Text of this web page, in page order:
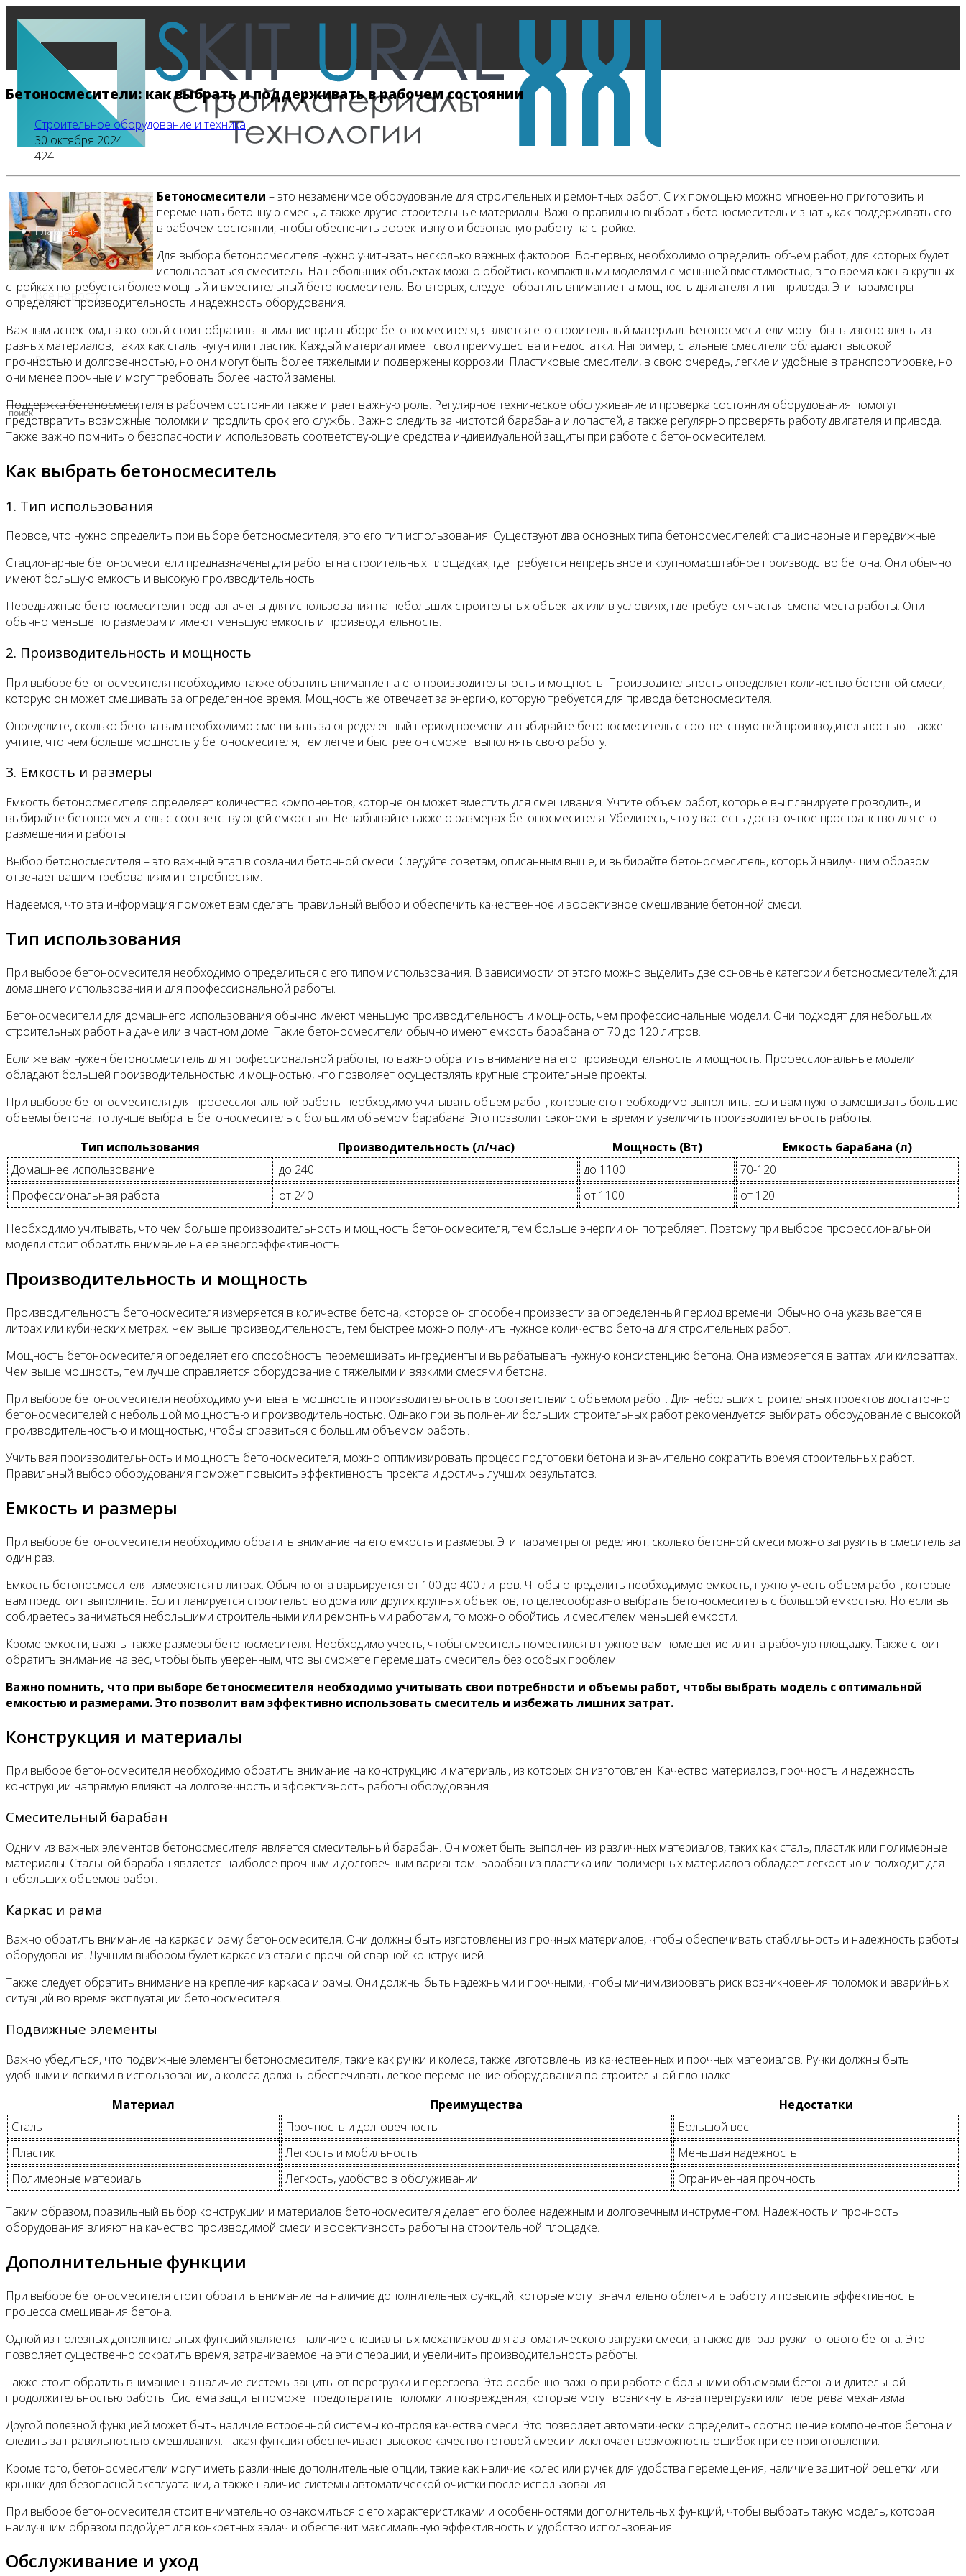
Главная
Все новости
Видео
Бетоносмесители: как выбрать и поддерживать в рабочем состоянии
Строительное оборудование и техника
30 октября 2024
424
Бетоносмесители – это незаменимое оборудование для строительных и ремонтных работ. С их помощью можно мгновенно приготовить и
перемешать бетонную смесь, а также другие строительные материалы. Важно правильно выбрать бетоносмеситель и знать, как поддерживать его
в рабочем состоянии, чтобы обеспечить эффективную и безопасную работу на стройке.
Для выбора бетоносмесителя нужно учитывать несколько важных факторов. Во-первых, необходимо определить объем работ, для которых будет
использоваться смеситель. На небольших объектах можно обойтись компактными моделями с меньшей вместимостью, в то время как на крупных
стройках потребуется более мощный и вместительный бетоносмеситель. Во-вторых, следует обратить внимание на мощность двигателя и тип привода. Эти параметры
определяют производительность и надежность оборудования.
Важным аспектом, на который стоит обратить внимание при выборе бетоносмесителя, является его строительный материал. Бетоносмесители могут быть изготовлены из
разных материалов, таких как сталь, чугун или пластик. Каждый материал имеет свои преимущества и недостатки. Например, стальные смесители обладают высокой
прочностью и долговечностью, но они могут быть более тяжелыми и подвержены коррозии. Пластиковые смесители, в свою очередь, легкие и удобные в транспортировке, но
они менее прочные и могут требовать более частой замены.
Поддержка бетоносмесителя в рабочем состоянии также играет важную роль. Регулярное техническое обслуживание и проверка состояния оборудования помогут
предотвратить возможные поломки и продлить срок его службы. Важно следить за чистотой барабана и лопастей, а также регулярно проверять работу двигателя и привода.
Также важно помнить о безопасности и использовать соответствующие средства индивидуальной защиты при работе с бетоносмесителем.
Как выбрать бетоносмеситель
1. Тип использования
Первое, что нужно определить при выборе бетоносмесителя, это его тип использования. Существуют два основных типа бетоносмесителей: стационарные и передвижные.
Стационарные бетоносмесители предназначены для работы на строительных площадках, где требуется непрерывное и крупномасштабное производство бетона. Они обычно
имеют большую емкость и высокую производительность.
Передвижные бетоносмесители предназначены для использования на небольших строительных объектах или в условиях, где требуется частая смена места работы. Они
обычно меньше по размерам и имеют меньшую емкость и производительность.
2. Производительность и мощность
При выборе бетоносмесителя необходимо также обратить внимание на его производительность и мощность. Производительность определяет количество бетонной смеси,
которую он может смешивать за определенное время. Мощность же отвечает за энергию, которую требуется для привода бетоносмесителя.
Определите, сколько бетона вам необходимо смешивать за определенный период времени и выбирайте бетоносмеситель с соответствующей производительностью. Также
учтите, что чем больше мощность у бетоносмесителя, тем легче и быстрее он сможет выполнять свою работу.
3. Емкость и размеры
Емкость бетоносмесителя определяет количество компонентов, которые он может вместить для смешивания. Учтите объем работ, которые вы планируете проводить, и
выбирайте бетоносмеситель с соответствующей емкостью. Не забывайте также о размерах бетоносмесителя. Убедитесь, что у вас есть достаточное пространство для его
размещения и работы.
Выбор бетоносмесителя – это важный этап в создании бетонной смеси. Следуйте советам, описанным выше, и выбирайте бетоносмеситель, который наилучшим образом
отвечает вашим требованиям и потребностям.
Надеемся, что эта информация поможет вам сделать правильный выбор и обеспечить качественное и эффективное смешивание бетонной смеси.
Тип использования
При выборе бетоносмесителя необходимо определиться с его типом использования. В зависимости от этого можно выделить две основные категории бетоносмесителей: для
домашнего использования и для профессиональной работы.
Бетоносмесители для домашнего использования обычно имеют меньшую производительность и мощность, чем профессиональные модели. Они подходят для небольших
строительных работ на даче или в частном доме. Такие бетоносмесители обычно имеют емкость барабана от 70 до 120 литров.
Если же вам нужен бетоносмеситель для профессиональной работы, то важно обратить внимание на его производительность и мощность. Профессиональные модели
обладают большей производительностью и мощностью, что позволяет осуществлять крупные строительные проекты.
При выборе бетоносмесителя для профессиональной работы необходимо учитывать объем работ, которые его необходимо выполнить. Если вам нужно замешивать большие
объемы бетона, то лучше выбрать бетоносмеситель с большим объемом барабана. Это позволит сэкономить время и увеличить производительность работы.
Тип использования
Производительность (л/час) Мощность (Вт)
Емкость барабана (л)
Домашнее использование
до 240 до 1100
70-120
Профессиональная работа
от 240 от 1100 от 120
Необходимо учитывать, что чем больше производительность и мощность бетоносмесителя, тем больше энергии он потребляет. Поэтому при выборе профессиональной
модели стоит обратить внимание на ее энергоэффективность.
Производительность и мощность
Производительность бетоносмесителя измеряется в количестве бетона, которое он способен произвести за определенный период времени. Обычно она указывается в
литрах или кубических метрах. Чем выше производительность, тем быстрее можно получить нужное количество бетона для строительных работ.
Мощность бетоносмесителя определяет его способность перемешивать ингредиенты и вырабатывать нужную консистенцию бетона. Она измеряется в ваттах или киловаттах.
Чем выше мощность, тем лучше справляется оборудование с тяжелыми и вязкими смесями бетона.
При выборе бетоносмесителя необходимо учитывать мощность и производительность в соответствии с объемом работ. Для небольших строительных проектов достаточно
бетоносмесителей с небольшой мощностью и производительностью. Однако при выполнении больших строительных работ рекомендуется выбирать оборудование с высокой
производительностью и мощностью, чтобы справиться с большим объемом работы.
Учитывая производительность и мощность бетоносмесителя, можно оптимизировать процесс подготовки бетона и значительно сократить время строительных работ.
Правильный выбор оборудования поможет повысить эффективность проекта и достичь лучших результатов.
Емкость и размеры
При выборе бетоносмесителя необходимо обратить внимание на его емкость и размеры. Эти параметры определяют, сколько бетонной смеси можно загрузить в смеситель за
один раз.
Емкость бетоносмесителя измеряется в литрах. Обычно она варьируется от 100 до 400 литров. Чтобы определить необходимую емкость, нужно учесть объем работ, которые
вам предстоит выполнить. Если планируется строительство дома или других крупных объектов, то целесообразно выбрать бетоносмеситель с большой емкостью. Но если вы
собираетесь заниматься небольшими строительными или ремонтными работами, то можно обойтись и смесителем меньшей емкости.
Кроме емкости, важны также размеры бетоносмесителя. Необходимо учесть, чтобы смеситель поместился в нужное вам помещение или на рабочую площадку. Также стоит
обратить внимание на вес, чтобы быть уверенным, что вы сможете перемещать смеситель без особых проблем.
Важно помнить, что при выборе бетоносмесителя необходимо учитывать свои потребности и объемы работ, чтобы выбрать модель с оптимальной
емкостью и размерами. Это позволит вам эффективно использовать смеситель и избежать лишних затрат.
Конструкция и материалы
При выборе бетоносмесителя необходимо обратить внимание на конструкцию и материалы, из которых он изготовлен. Качество материалов, прочность и надежность
конструкции напрямую влияют на долговечность и эффективность работы оборудования.
Смесительный барабан
Одним из важных элементов бетоносмесителя является смесительный барабан. Он может быть выполнен из различных материалов, таких как сталь, пластик или полимерные
материалы. Стальной барабан является наиболее прочным и долговечным вариантом. Барабан из пластика или полимерных материалов обладает легкостью и подходит для
небольших объемов работ.
Каркас и рама
Важно обратить внимание на каркас и раму бетоносмесителя. Они должны быть изготовлены из прочных материалов, чтобы обеспечивать стабильность и надежность работы
оборудования. Лучшим выбором будет каркас из стали с прочной сварной конструкцией.
Также следует обратить внимание на крепления каркаса и рамы. Они должны быть надежными и прочными, чтобы минимизировать риск возникновения поломок и аварийных
ситуаций во время эксплуатации бетоносмесителя.
Подвижные элементы
Важно убедиться, что подвижные элементы бетоносмесителя, такие как ручки и колеса, также изготовлены из качественных и прочных материалов. Ручки должны быть
удобными и легкими в использовании, а колеса должны обеспечивать легкое перемещение оборудования по строительной площадке.
Материал
Преимущества
Недостатки
Сталь
Прочность и долговечность
Большой вес
Пластик
Легкость и мобильность
Меньшая надежность
Полимерные материалы
Легкость, удобство в обслуживании Ограниченная прочность
Таким образом, правильный выбор конструкции и материалов бетоносмесителя делает его более надежным и долговечным инструментом. Надежность и прочность
оборудования влияют на качество производимой смеси и эффективность работы на строительной площадке.
Дополнительные функции
При выборе бетоносмесителя стоит обратить внимание на наличие дополнительных функций, которые могут значительно облегчить работу и повысить эффективность
процесса смешивания бетона.
Одной из полезных дополнительных функций является наличие специальных механизмов для автоматического загрузки смеси, а также для разгрузки готового бетона. Это
позволяет существенно сократить время, затрачиваемое на эти операции, и увеличить производительность работы.
Также стоит обратить внимание на наличие системы защиты от перегрузки и перегрева. Это особенно важно при работе с большими объемами бетона и длительной
продолжительностью работы. Система защиты поможет предотвратить поломки и повреждения, которые могут возникнуть из-за перегрузки или перегрева механизма.
Другой полезной функцией может быть наличие встроенной системы контроля качества смеси. Это позволяет автоматически определить соотношение компонентов бетона и
следить за правильностью смешивания. Такая функция обеспечивает высокое качество готовой смеси и исключает возможность ошибок при ее приготовлении.
Кроме того, бетоносмесители могут иметь различные дополнительные опции, такие как наличие колес или ручек для удобства перемещения, наличие защитной решетки или
крышки для безопасной эксплуатации, а также наличие системы автоматической очистки после использования.
При выборе бетоносмесителя стоит внимательно ознакомиться с его характеристиками и особенностями дополнительных функций, чтобы выбрать такую модель, которая
наилучшим образом подойдет для конкретных задач и обеспечит максимальную эффективность и удобство использования.
Обслуживание и уход